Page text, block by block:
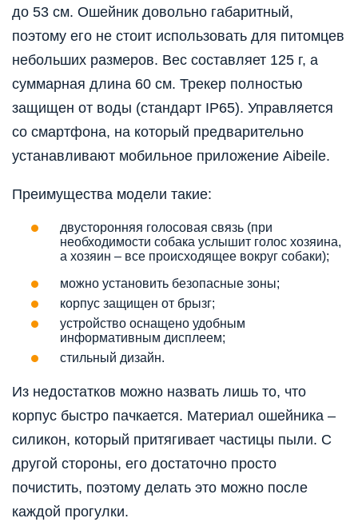
до 53 см. Ошейник довольно габаритный,
поэтому его не стоит использовать для питомцев
небольших размеров. Вес составляет 125 г, а
суммарная длина 60 см. Трекер полностью
защищен от воды (стандарт IP65). Управляется
со смартфона, на который предварительно
устанавливают мобильное приложение Aibeile.
Преимущества модели такие:
двусторонняя голосовая связь (при
необходимости собака услышит голос хозяина,
а хозяин – все происходящее вокруг собаки);
можно установить безопасные зоны;
корпус защищен от брызг;
устройство оснащено удобным
информативным дисплеем;
стильный дизайн.
Из недостатков можно назвать лишь то, что
корпус быстро пачкается. Материал ошейника –
силикон, который притягивает частицы пыли. С
другой стороны, его достаточно просто
почистить, поэтому делать это можно после
каждой прогулки.